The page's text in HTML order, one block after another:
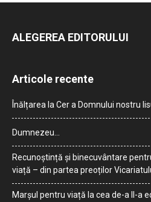
ALEGEREA EDITORULUI
Articole recente
Înălțarea la Cer a Domnului nostru
Dumnezeu…
Recunoștință și binecuvântare
viață – din partea preoților
Marșul pentru viață la cea de-a II-a